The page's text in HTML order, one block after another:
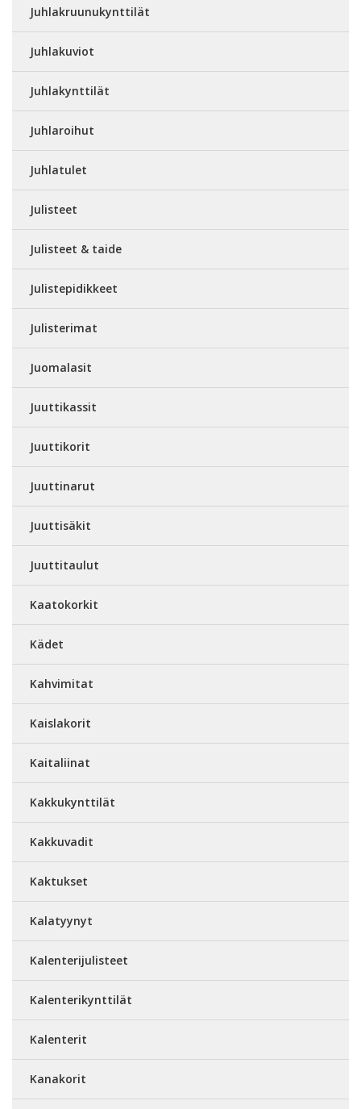
Juhlakruunukynttilät
Juhlakuviot
Juhlakynttilät
Juhlaroihut
Juhlatulet
Julisteet
Julisteet & taide
Julistepidikkeet
Julisterimat
Juomalasit
Juuttikassit
Juuttikorit
Juuttinarut
Juuttisäkit
Juuttitaulut
Kaatokorkit
Kädet
Kahvimitat
Kaislakorit
Kaitaliinat
Kakkukynttilät
Kakkuvadit
Kaktukset
Kalatyynyt
Kalenterijulisteet
Kalenterikynttilät
Kalenterit
Kanakorit